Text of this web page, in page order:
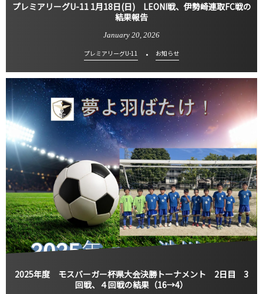
プレミアリーグU-11 1月18日(日) LEONI戦、伊勢崎連取FC戦の
結果報告
January 20, 2026
プレミアリーグU-11 お知らせ
2025年度 モスバーガー杯県大会決勝トーナメント 2日目 3
回戦、４回戦の結果（16→4）